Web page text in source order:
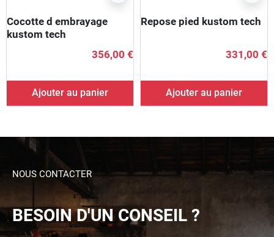
Cocotte d embrayage
kustom tech
356,00 €
Ajouter au panier
Repose pied kustom tech
331,00 €
Ajouter au panier
NOUS CONTACTER
BESOIN D'UN CONSEIL ?